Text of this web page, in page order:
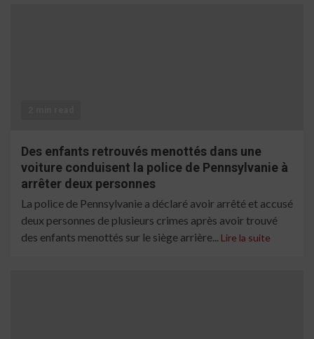
Des enfants retrouvés menottés dans une
voiture conduisent la police de Pennsylvanie à
arrêter deux personnes
La police de Pennsylvanie a déclaré avoir arrêté et accusé
deux personnes de plusieurs crimes après avoir trouvé
des enfants menottés sur le siège arrière... Lire la suite